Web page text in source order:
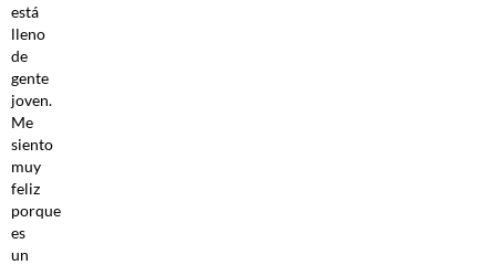
está
lleno
de
gente
joven.
Me
siento
muy
feliz
porque
es
un